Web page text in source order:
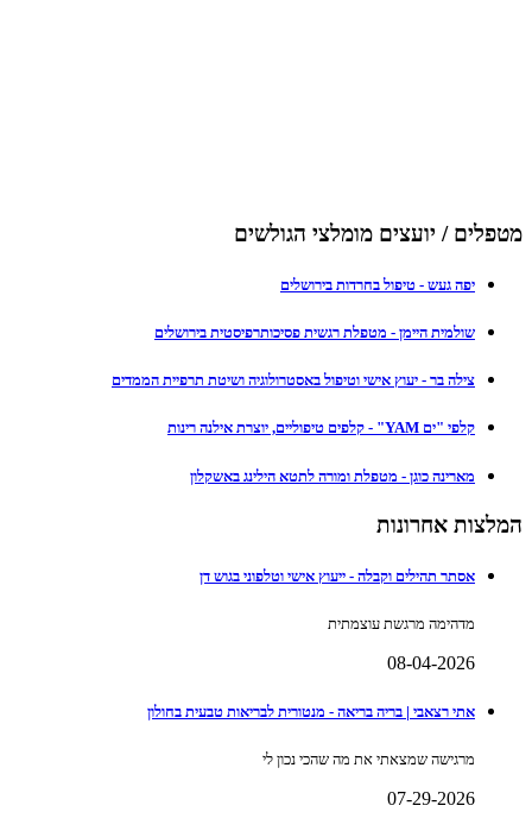
מטפלים / יועצים מומלצי הגולשים
יפה געש - טיפול בחרדות בירושלים
שולמית היימן - מטפלת רגשית פסיכותרפיסטית בירושלים
צילה בר - יעוץ אישי וטיפול באסטרולוגיה ושיטת תרפיית הממדים
קלפי "ים YAM" - קלפים טיפוליים, יוצרת אילנה רינות
מארינה כוגן - מטפלת ומורה לתטא הילינג באשקלון
המלצות אחרונות
אסתר תהילים וקבלה - ייעוץ אישי וטלפוני בגוש דן
מדהימה מרגשת עוצמתית
08-04-2026
אתי רצאבי | בריה בריאה - מנטורית לבריאות טבעית בחולון
מרגישה שמצאתי את מה שהכי נכון לי
07-29-2026